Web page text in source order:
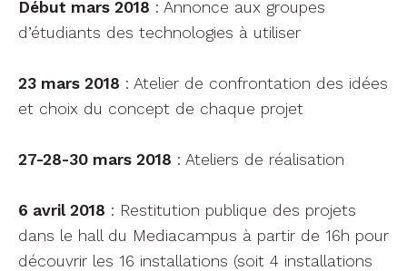
Début mars 2018 : Annonce aux groupes
d’étudiants des technologies à utiliser
23 mars 2018 : Atelier de confrontation des idées
et choix du concept de chaque projet
27-28-30 mars 2018 : Ateliers de réalisation
6 avril 2018 : Restitution publique des projets
dans le hall du Mediacampus à partir de 16h pour
découvrir les 16 installations (soit 4 installations